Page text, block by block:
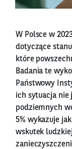
W Polsce w
dotyczące
które
Badania te
Państwowy
ich sytuacja nie
podziemnych
5% wykazuje
wskutek